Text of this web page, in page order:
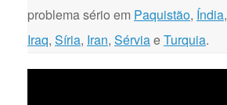
problema sério em Paquistão, Índia,
Iraq, Síria, Iran, SérviaeTurquia.